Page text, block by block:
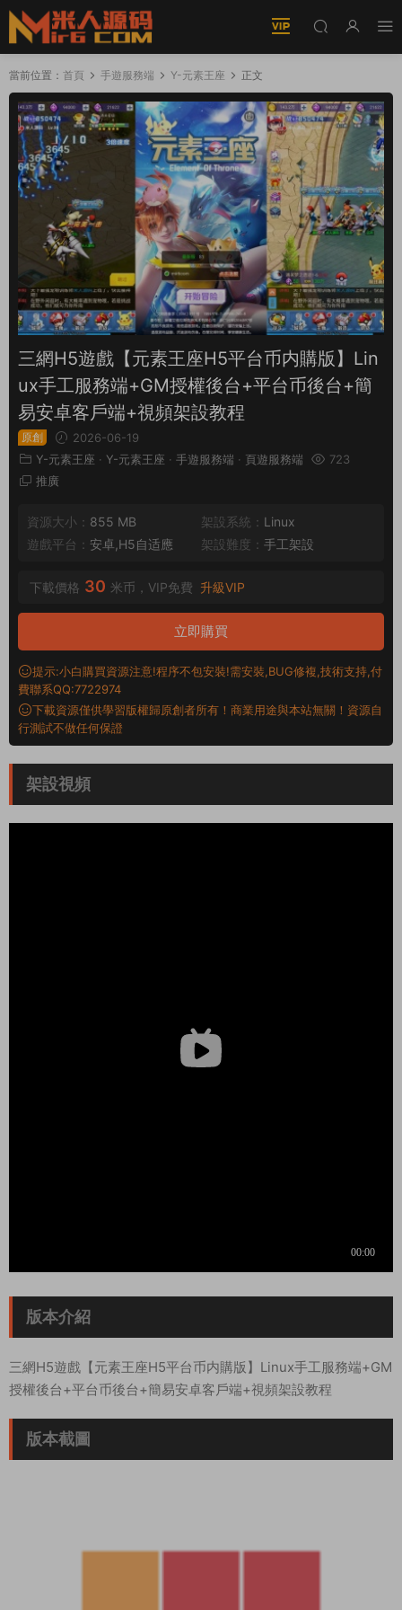
當前位置： 首頁 手遊服務端 Y-元素王座 正文
三網H5遊戲【元素王座H5平台币内購版】Lin
ux手工服務端+GM授權後台+平台币後台+簡
易安卓客戶端+視頻架設教程
原創
2026-06-19
Y-元素王座 · Y-元素王座 · 手遊服務端 · 頁遊服務端
723
推廣
資源大小： 855 MB 架設系統： Linux
遊戲平台： 安卓,H5自适應 架設難度： 手工架設
下載價格 30 米币，VIP免費 升級VIP
立即購買
提示:小白購買資源注意!程序不包安裝!需安裝,BUG修複,技術支持,付
費聯系QQ:7722974
下載資源僅供學習版權歸原創者所有！商業用途與本站無關！資源自
行測試不做任何保證
架設視頻
版本介紹
三網H5遊戲【元素王座H5平台币内購版】Linux手工服務端+GM
授權後台+平台币後台+簡易安卓客戶端+視頻架設教程
版本截圖